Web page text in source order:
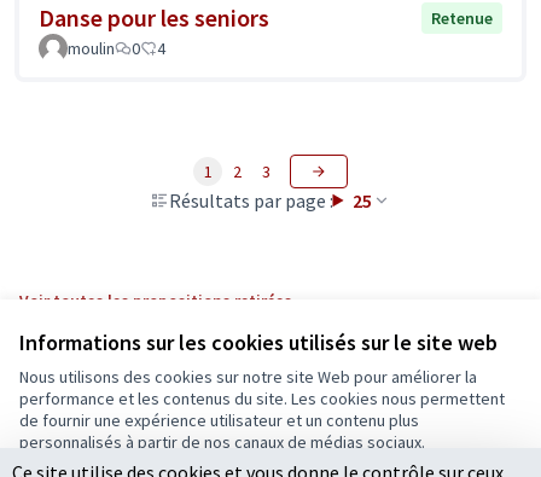
Informations sur les cookies utilisés sur le site web
Nous utilisons des cookies sur notre site Web pour améliorer la
performance et les contenus du site. Les cookies nous permettent
de fournir une expérience utilisateur et un contenu plus
personnalisés à partir de nos canaux de médias sociaux.
Tout accepter
Danse pour les seniors
Retenue
moulin
0 4
Résultats par page : 25
1 2 3
Voir toutes les propositions retirées
Conditions d'utilisation
Paramètres des cookies
Ecrivons Angers sur X
(Lien externe)
Ecrivons Angers sur Facebook
(Lien externe)
Ce site utilise des cookies et vous donne le contrôle sur ceux